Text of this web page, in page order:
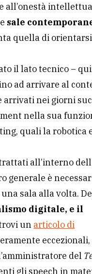
all’onestà
sale
quella di
il lato tecnico –
ad arrivare al
nei giorni
nella sua
quali la robotica
all’interno
generale è
sala alla volta.
digitale, e il
un articolo di
del
gli speech in